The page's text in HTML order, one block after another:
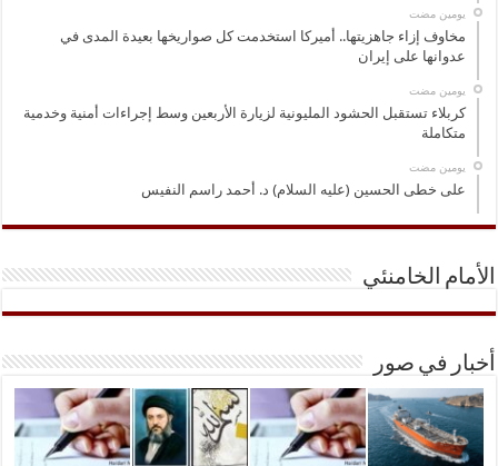
‏يومين مضت
مخاوف إزاء جاهزيتها.. أميركا استخدمت كل صواريخها بعيدة المدى في
عدوانها على إيران
‏يومين مضت
كربلاء تستقبل الحشود المليونية لزيارة الأربعين وسط إجراءات أمنية وخدمية
متكاملة
‏يومين مضت
على خطى الحسين (عليه السلام) د. أحمد راسم النفيس
الأمام الخامنئي
أخبار في صور